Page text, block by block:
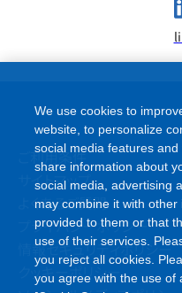
ご利用条件
サイトマップ
よくあるご質問
プライバシーポリシー
情報セキュリティポリシー
クッキーポリシー
We use cookies to
website, to personalize
social media features
share information about
social media, advertising
may combine it with
provided to them or that
use of their services.
you reject all cookies.
you agree with the use of